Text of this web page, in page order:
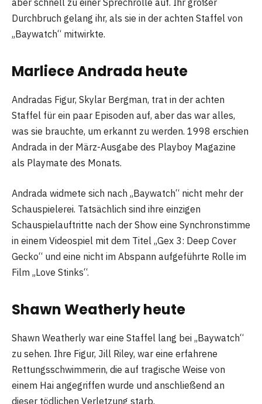
aber schnell zu einer Sprechrolle auf. Ihr großer
Durchbruch gelang ihr, als sie in der achten Staffel von
„Baywatch“ mitwirkte.
Marliece Andrada heute
Andradas Figur, Skylar Bergman, trat in der achten
Staffel für ein paar Episoden auf, aber das war alles,
was sie brauchte, um erkannt zu werden. 1998 erschien
Andrada in der März-Ausgabe des Playboy Magazine
als Playmate des Monats.
Andrada widmete sich nach „Baywatch“ nicht mehr der
Schauspielerei. Tatsächlich sind ihre einzigen
Schauspielauftritte nach der Show eine Synchronstimme
in einem Videospiel mit dem Titel „Gex 3: Deep Cover
Gecko“ und eine nicht im Abspann aufgeführte Rolle im
Film „Love Stinks“.
Shawn Weatherly heute
Shawn Weatherly war eine Staffel lang bei „Baywatch“
zu sehen. Ihre Figur, Jill Riley, war eine erfahrene
Rettungsschwimmerin, die auf tragische Weise von
einem Hai angegriffen wurde und anschließend an
dieser tödlichen Verletzung starb.